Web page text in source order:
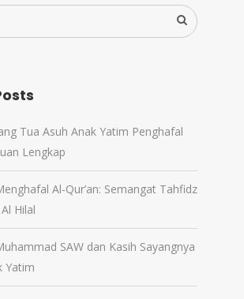
Tua Asuh Anak Yatim Penghafal
Lengkap
Al-Qur’an: Semangat Tahfidz
Hilal
SAW dan Kasih Sayangnya
Yatim